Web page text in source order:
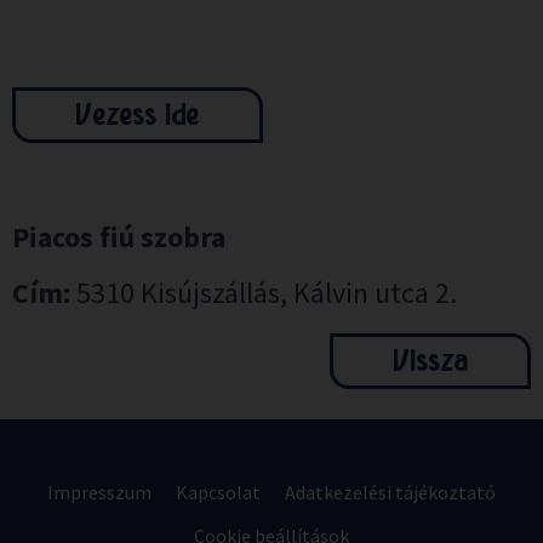
Vezess ide
Piacos fiú szobra
Cím: 5310 Kisújszállás, Kálvin utca 2.
Vissza
Impresszum Kapcsolat
Adatkezelési tájékoztató
Cookie beállítások